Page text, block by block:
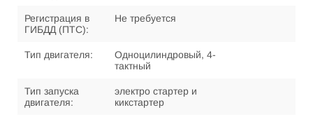
Регистрация в
ГИБДД (ПТС):
Не требуется
Тип двигателя:
Одноцилиндровый, 4-
тактный
Тип запуска
двигателя:
электро стартер и
кикстартер